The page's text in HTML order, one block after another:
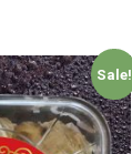
Sale!